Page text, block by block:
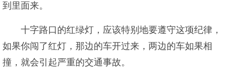
到里面来。
十字路口的红绿灯，应该特别地要遵守这项纪律，
如果你闯了红灯，那边的车开过来，两边的车如果相
撞，就会引起严重的交通事故。